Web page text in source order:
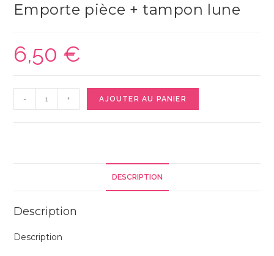
Emporte pièce + tampon lune
6,50 €
de
- + AJOUTER AU PANIER
DESCRIPTION
Description
Description